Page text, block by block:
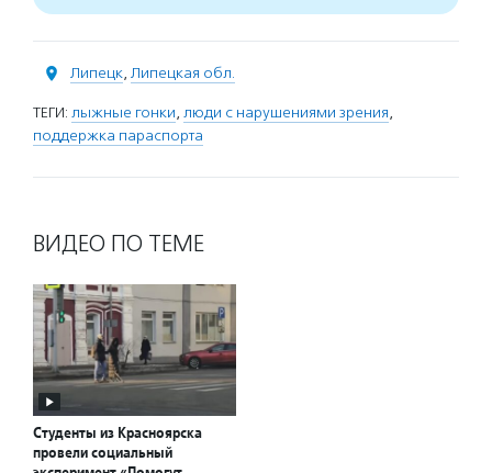
Липецк, Липецкая обл.
ТЕГИ: лыжные гонки, люди с нарушениями зрения,
поддержка параспорта
ВИДЕО ПО ТЕМЕ
Студенты из Красноярска
провели социальный